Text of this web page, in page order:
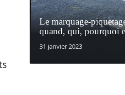
Le marquage-
quand, qui, pourquoi
31 janvier 2023